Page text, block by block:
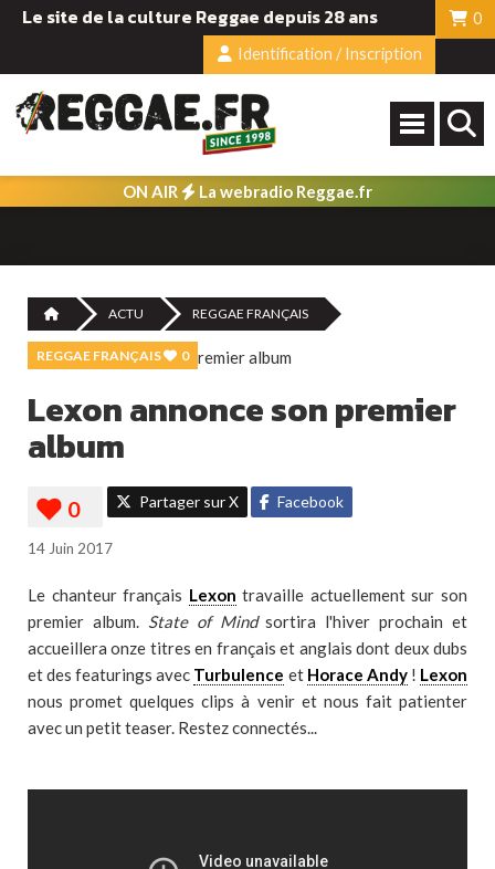
Le site de la culture Reggae depuis 28 ans
0
Identification / Inscription
ON AIR La webradio Reggae.fr
ACTU REGGAE FRANÇAIS
REGGAE FRANÇAIS 0
Lexon annonce son premier
album
Partager sur X Facebook
14 Juin 2017
Le chanteur français Lexon travaille actuellement sur son
premier album. State of Mindsortira l'hiver prochain et
accueillera onze titres en français et anglais dont deux dubs
et des featurings avec Turbulence et Horace Andy! Lexon
nous promet quelques clips à venir et nous fait patienter
avec un petit teaser. Restez connectés...